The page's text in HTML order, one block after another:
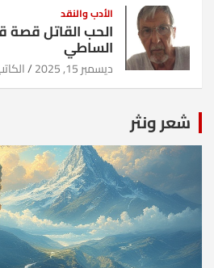
الأدب والنقد
الحب القاتل قصة
الساطي
ديسمبر 15, 2025
شعر ونثر